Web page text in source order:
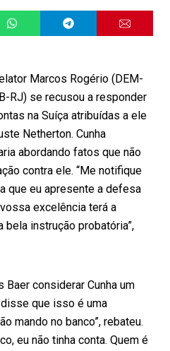
Marcos Rogério (DEM-
RJ) se recusou a responder
na Suíça atribuídas a ele
Netherton. Cunha
abordando fatos que não
contra ele. “Me notifique
que eu apresente a defesa
excelência terá a
instrução probatória”,
considerar Cunha um
que isso é uma
mando no banco”, rebateu.
eu não tinha conta. Quem é